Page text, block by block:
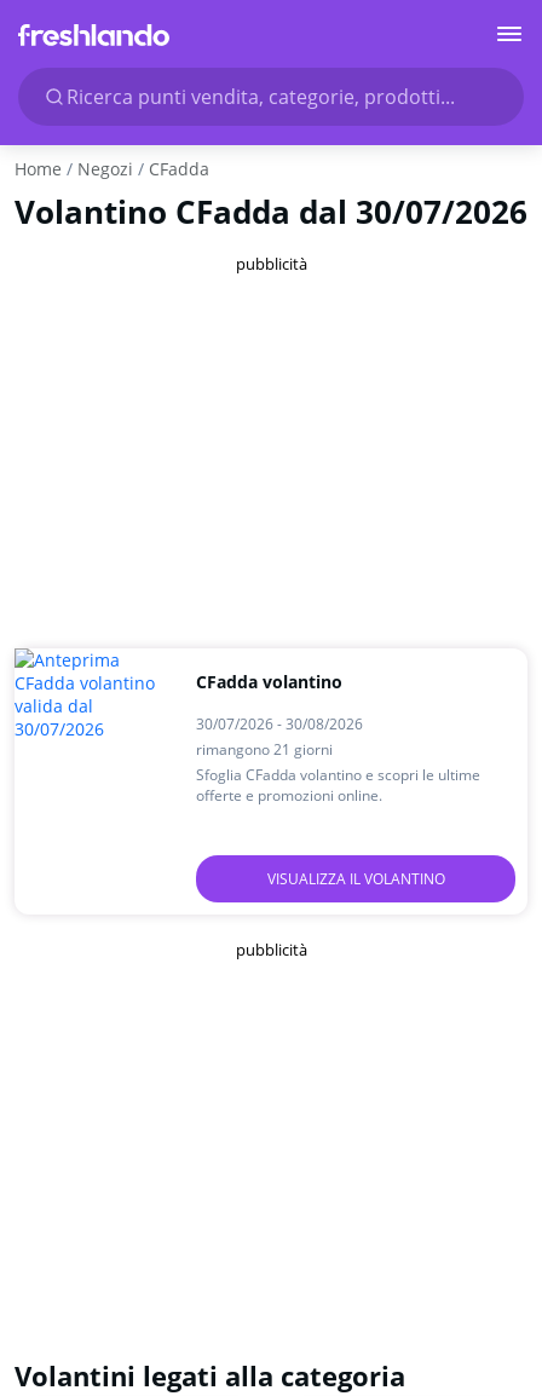
Ricerca punti vendita, categorie, prodotti...
Home Negozi CFadda
Volantino CFadda dal 30/07/2026
pubblicità
CFadda volantino
30/07/2026 - 30/08/2026
rimangono 21 giorni
Sfoglia CFadda volantino e scopri le ultime
offerte e promozioni online.
VISUALIZZA IL VOLANTINO
pubblicità
Volantini legati alla categoria